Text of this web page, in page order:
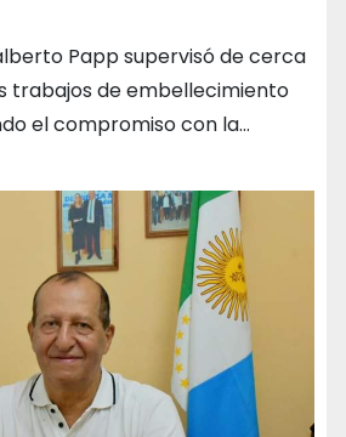
Papp supervisó de cerca
trabajos de embellecimiento
el compromiso con la…